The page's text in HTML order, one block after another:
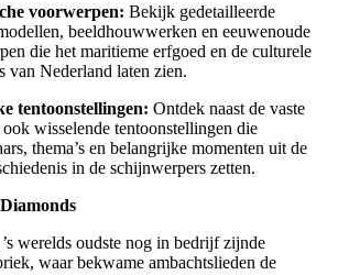
voorwerpen: Bekijk gedetailleerde
beeldhouwwerken en eeuwenoude
die het maritieme erfgoed en de culturele
van Nederland laten zien.
tentoonstellingen: Ontdek naast de vaste
wisselende tentoonstellingen die
thema’s en belangrijke momenten uit de
in de schijnwerpers zetten.
werelds oudste nog in bedrijf zijnde
waar bekwame ambachtslieden de